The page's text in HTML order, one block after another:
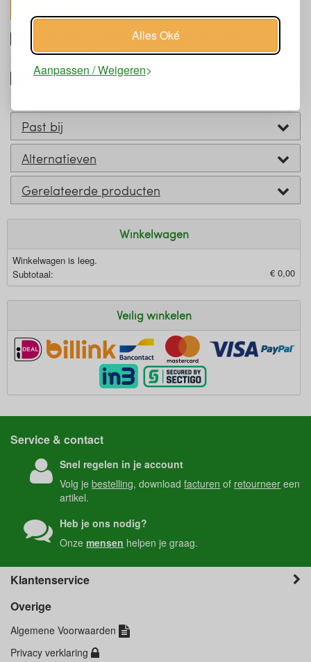
Alles Oké
Aanpassen / Weigeren
Reinigen en onderhoud bio wol 4-
seizoenendekbed
Keurmerken en labels Yumeko dekbed
Past bij
Alternatieven
Gerelateerde producten
Winkelwagen
Winkelwagen is leeg.
Subtotaal:
€ 0,00
Veilig winkelen
Service & contact
Snel regelen in je account
Volg jebestelling, downloadfacturen of retourneer een
artikel.
Heb je ons nodig?
Onzemensen helpen je graag.
Klantenservice
Overige
Algemene Voorwaarden
Privacy verklaring